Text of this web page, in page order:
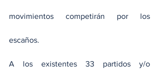
movimientos competirán por los
escaños.
A los existentes 33 partidos y/o